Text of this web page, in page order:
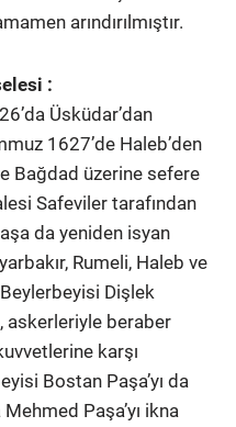
arındırılmıştır.
:
Üsküdar’dan
1627’de Haleb’den
Bağdad üzerine sefere
Safeviler tarafından
da yeniden isyan
Rumeli, Haleb ve
Dişlek
askerleriyle beraber
karşı
Bostan Paşa’yı da
Paşa’yı ikna